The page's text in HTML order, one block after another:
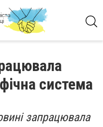
система
запрацювала